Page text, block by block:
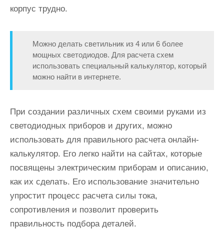
корпус трудно.
Можно делать светильник из 4 или 6 более
мощных светодиодов. Для расчета схем
использовать специальный калькулятор, который
можно найти в интернете.
При создании различных схем своими руками из
светодиодных приборов и других, можно
использовать для правильного расчета онлайн-
калькулятор. Его легко найти на сайтах, которые
посвящены электрическим приборам и описанию,
как их сделать. Его использование значительно
упростит процесс расчета силы тока,
сопротивления и позволит проверить
правильность подбора деталей.